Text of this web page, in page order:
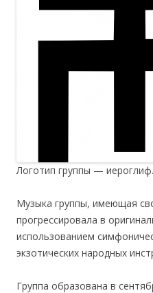
Логотип группы — иероглиф.
Музыка группы, имеющая
прогрессировала в
использованием
экзотических народных
Группа образована в